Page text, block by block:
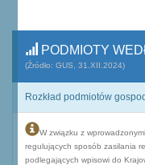
PODMIOTY
(Źródło: GUS, 31.XII.2024)
Rozkład podmiotów
W związku z
regulujących sposób zasilania
podlegających wpisowi do